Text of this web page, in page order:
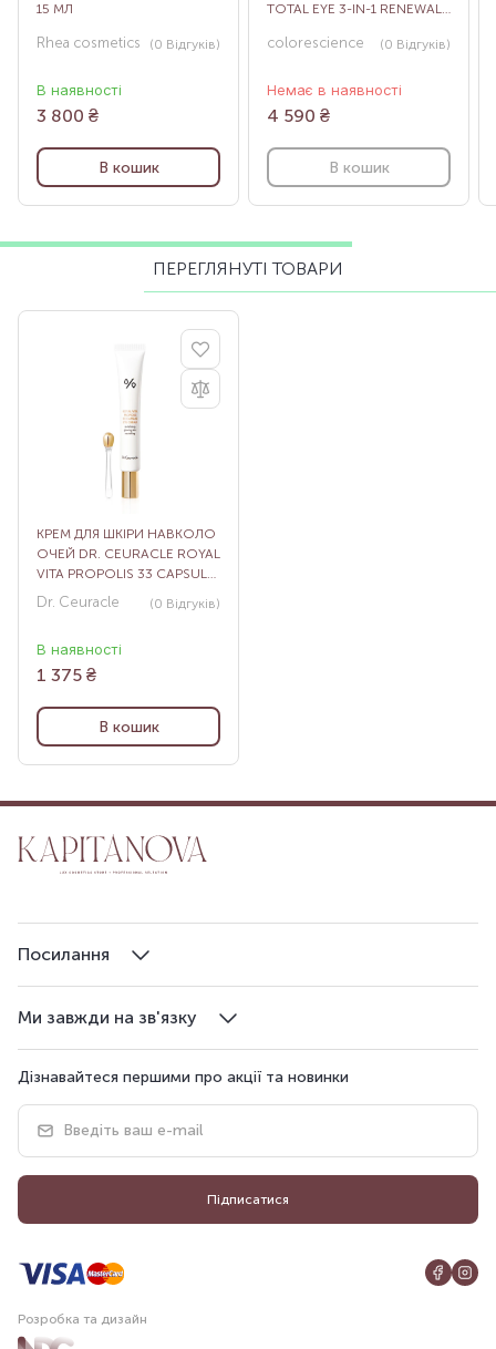
15 МЛ
Rhea cosmetics (0 Відгуків)
В наявності
3 800 ₴
В кошик
TOTAL EYE 3-IN-1 RENEWAL
МЛ
colorescience (0 Відгуків)
Немає в наявності
4 590 ₴
В кошик
ПЕРЕГЛЯНУТІ ТОВАРИ
КРЕМ ДЛЯ ШКІРИ НАВКОЛО
ОЧЕЙ DR. CEURACLE ROYAL
VITA PROPOLIS 33 CAPSULE
EYE CREAM, 20 МЛ
Dr. Ceuracle (0 Відгуків)
В наявності
1 375 ₴
В кошик
Ми завжди на зв'язку
Посилання
Дізнавайтеся першими про акції та новинки
Підписатися
Розробка та дизайн